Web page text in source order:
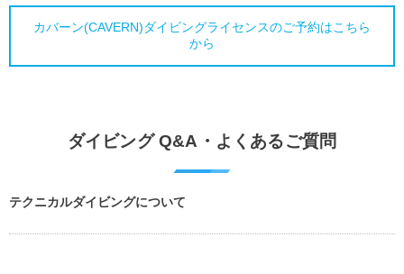
カバーン(CAVERN)ダイビングライセンスのご予約はこちら
から
ダイビング Q&A・よくあるご質問
テクニカルダイビングについて